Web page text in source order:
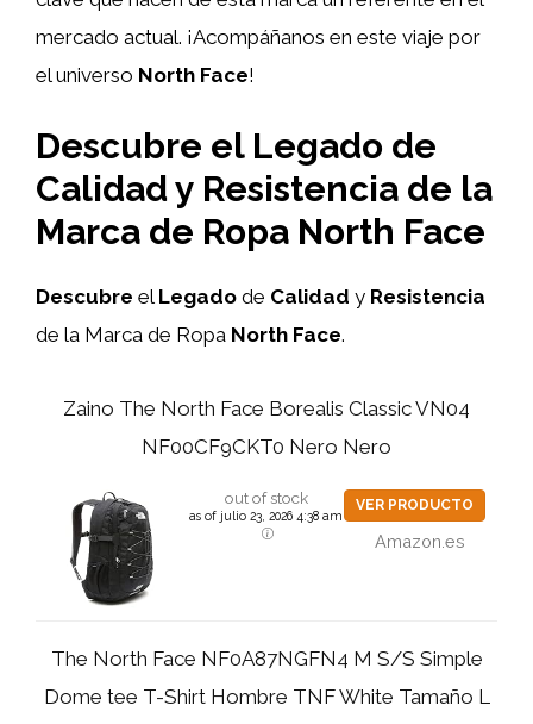
mercado actual. ¡Acompáñanos en este viaje por
el universo North Face!
Descubre el Legado de
Calidad y Resistencia de la
Marca de Ropa North Face
Descubre el Legado de Calidad y Resistencia
de la Marca de Ropa North Face.
Zaino The North Face Borealis Classic VN04
NF00CF9CKT0 Nero Nero
out of stock
as of julio 23, 2026 4:38 am
VER PRODUCTO
Amazon.es
The North Face NF0A87NGFN4 M S/S Simple
Dome tee T-Shirt Hombre TNF White Tamaño L